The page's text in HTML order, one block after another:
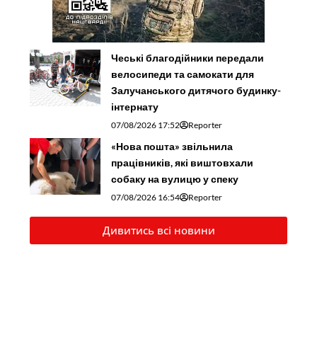
Чеські благодійники передали
велосипеди та самокати для
Залучанського дитячого будинку-
інтернату
07/08/2026 17:52 Reporter
«Нова пошта» звільнила
працівників, які виштовхали
собаку на вулицю у спеку
07/08/2026 16:54 Reporter
Дивитись всі новини